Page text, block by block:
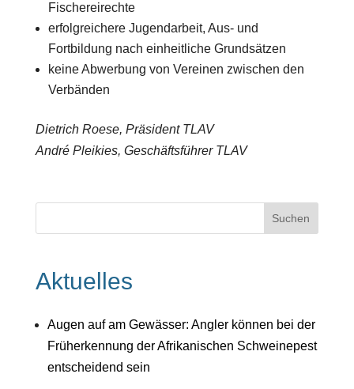
Fischereirechte
erfolgreichere Jugendarbeit, Aus- und
Fortbildung nach einheitliche Grundsätzen
keine Abwerbung von Vereinen zwischen den
Verbänden
Dietrich Roese, Präsident TLAV
André Pleikies, Geschäftsführer TLAV
Aktuelles
Augen auf am Gewässer: Angler können bei der
Früherkennung der Afrikanischen Schweinepest
entscheidend sein